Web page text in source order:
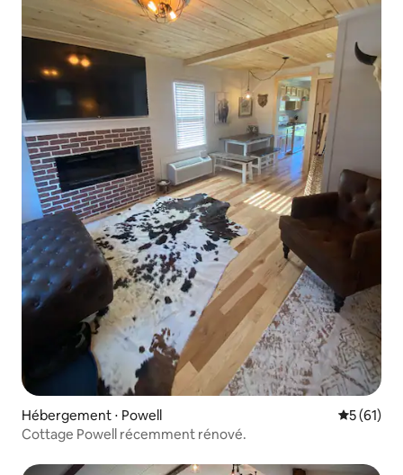
Hébergement ⋅ Powell
5 (61)
Cottage Powell récemment rénové.